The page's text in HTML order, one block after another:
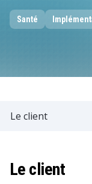
Santé
Le client
Le client